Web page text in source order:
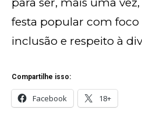
festa popular com foco
inclusão e respeito à
Compartilhe isso:
Facebook 18+